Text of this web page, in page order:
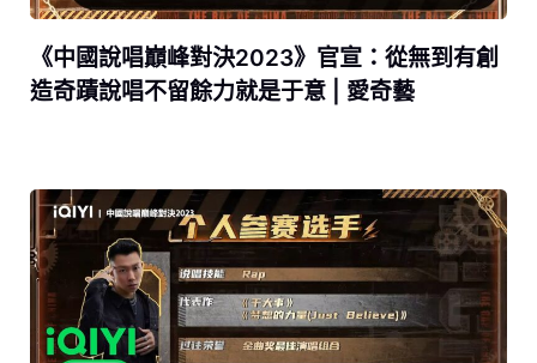
《中國說唱巔峰對決2023》官宣：從無到有創
造奇蹟說唱不留餘力就是于意 | 愛奇藝